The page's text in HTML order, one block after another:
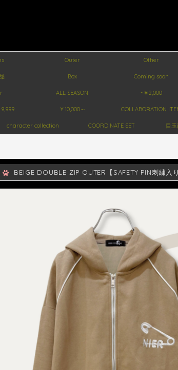
Outer Other
Box Coming soon
ALL SEASON ~￥2,000
9,999 ￥10,000～ COLLABORATION
character collection COORDINATE SET 目
BEIGE DOUBLE ZIP OUTER【SAFETY PIN刺繍入り